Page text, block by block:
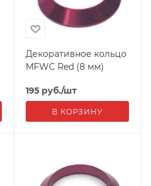
Декоративное кольцо
MFWC Red (8 мм)
195 руб./шт
В КОРЗИНУ